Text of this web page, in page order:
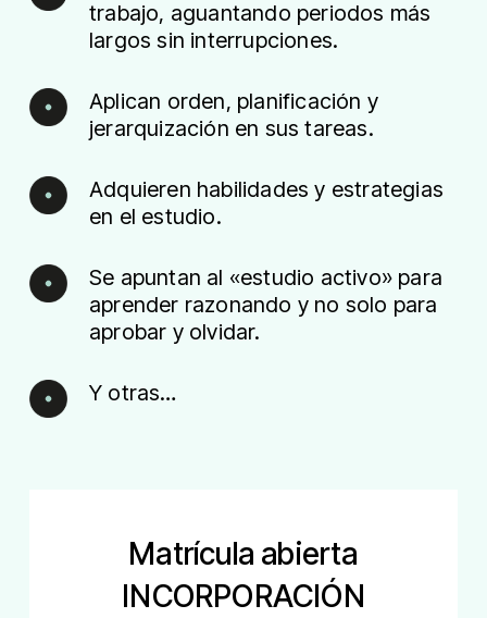
trabajo, aguantando periodos más
largos sin interrupciones.
Aplican orden, planificación y
jerarquización en sus tareas.
Adquieren habilidades y estrategias
en el estudio.
Se apuntan al «estudio activo» para
aprender razonando y no solo para
aprobar y olvidar.
Y otras…
Matrícula abierta
INCORPORACIÓN